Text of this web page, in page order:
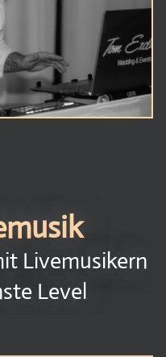
geht dann drauf
Musik um. Hier
aufgehoben.
Livemusikern
Level